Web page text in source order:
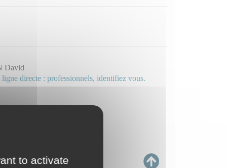
David
directe : professionnels, identifiez vous.
to activate